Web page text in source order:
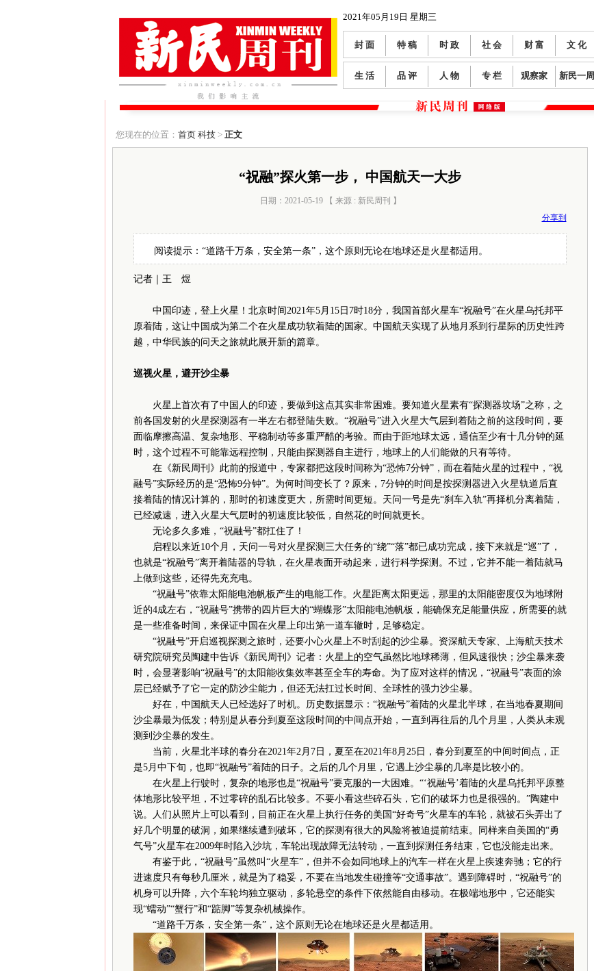
2021年05月19日 星期三
封 面 特 稿 时 政 社 会 财 富 文 化
生 活 品 评 人 物 专 栏 观察家 新民一周
您现在的位置： 首页 科技> 正文
“祝融”探火第一步， 中国航天一大步
日期：2021-05-19 【 来源 : 新民周刊 】
分享到
阅读提示：“道路千万条，安全第一条”，这个原则无论在地球还是火星都适用。
记者｜王 煜
中国印迹，登上火星！北京时间2021年5月15日7时18分，我国首部火星车“祝融号”在火星乌托邦平
原着陆，这让中国成为第二个在火星成功软着陆的国家。中国航天实现了从地月系到行星际的历史性跨
越，中华民族的问天之旅就此展开新的篇章。
巡视火星，避开沙尘暴
火星上首次有了中国人的印迹，要做到这点其实非常困难。要知道火星素有“探测器坟场”之称，之
前各国发射的火星探测器有一半左右都登陆失败。“祝融号”进入火星大气层到着陆之前的这段时间，要
面临摩擦高温、复杂地形、平稳制动等多重严酷的考验。而由于距地球太远，通信至少有十几分钟的延
时，这个过程不可能靠远程控制，只能由探测器自主进行，地球上的人们能做的只有等待。
在《新民周刊》此前的报道中，专家都把这段时间称为“恐怖7分钟”，而在着陆火星的过程中，“祝
融号”实际经历的是“恐怖9分钟”。为何时间变长了？原来，7分钟的时间是按探测器进入火星轨道后直
接着陆的情况计算的，那时的初速度更大，所需时间更短。天问一号是先“刹车入轨”再择机分离着陆，
已经减速，进入火星大气层时的初速度比较低，自然花的时间就更长。
无论多久多难，“祝融号”都扛住了！
启程以来近10个月，天问一号对火星探测三大任务的“绕”“落”都已成功完成，接下来就是“巡”了，
也就是“祝融号”离开着陆器的导轨，在火星表面开动起来，进行科学探测。不过，它并不能一着陆就马
上做到这些，还得先充充电。
“祝融号”依靠太阳能电池帆板产生的电能工作。火星距离太阳更远，那里的太阳能密度仅为地球附
近的4成左右，“祝融号”携带的四片巨大的“蝴蝶形”太阳能电池帆板，能确保充足能量供应，所需要的就
是一些准备时间，来保证中国在火星上印出第一道车辙时，足够稳定。
“祝融号”开启巡视探测之旅时，还要小心火星上不时刮起的沙尘暴。资深航天专家、上海航天技术
研究院研究员陶建中告诉《新民周刊》记者：火星上的空气虽然比地球稀薄，但风速很快；沙尘暴来袭
时，会显著影响“祝融号”的太阳能收集效率甚至全车的寿命。为了应对这样的情况，“祝融号”表面的涂
层已经赋予了它一定的防沙尘能力，但还无法扛过长时间、全球性的强力沙尘暴。
好在，中国航天人已经选好了时机。历史数据显示：“祝融号”着陆的火星北半球，在当地春夏期间
沙尘暴最为低发；特别是从春分到夏至这段时间的中间点开始，一直到再往后的几个月里，人类从未观
测到沙尘暴的发生。
当前，火星北半球的春分在2021年2月7日，夏至在2021年8月25日，春分到夏至的中间时间点，正
是5月中下旬，也即“祝融号”着陆的日子。之后的几个月里，它遇上沙尘暴的几率是比较小的。
在火星上行驶时，复杂的地形也是“祝融号”要克服的一大困难。“‘祝融号’着陆的火星乌托邦平原整
体地形比较平坦，不过零碎的乱石比较多。不要小看这些碎石头，它们的破坏力也是很强的。”陶建中
说。人们从照片上可以看到，目前正在火星上执行任务的美国“好奇号”火星车的车轮，就被石头弄出了
好几个明显的破洞，如果继续遭到破坏，它的探测有很大的风险将被迫提前结束。同样来自美国的“勇
气号”火星车在2009年时陷入沙坑，车轮出现故障无法转动，一直到探测任务结束，它也没能走出来。
有鉴于此，“祝融号”虽然叫“火星车”，但并不会如同地球上的汽车一样在火星上疾速奔驰；它的行
进速度只有每秒几厘米，就是为了稳妥，不要在当地发生碰撞等“交通事故”。遇到障碍时，“祝融号”的
机身可以升降，六个车轮均独立驱动，多轮悬空的条件下依然能自由移动。在极端地形中，它还能实
现“蠕动”“蟹行”和“踮脚”等复杂机械操作。
“道路千万条，安全第一条”，这个原则无论在地球还是火星都适用。